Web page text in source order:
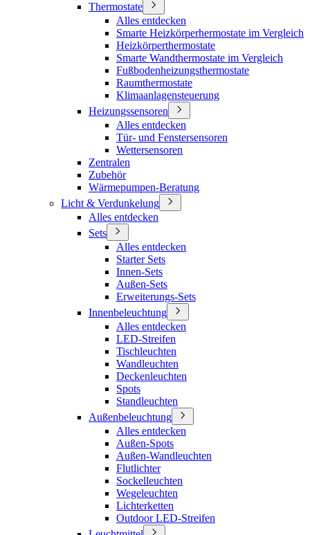
Thermostate
Alles entdecken
Smarte Heizkörperhermostate im Vergleich
Heizkörperthermostate
Smarte Wandthermostate im Vergleich
Fußbodenheizungsthermostate
Raumthermostate
Klimaanlagensteuerung
Heizungssensoren
Alles entdecken
Tür- und Fenstersensoren
Wettersensoren
Zentralen
Zubehör
Wärmepumpen-Beratung
Licht & Verdunkelung
Alles entdecken
Sets
Alles entdecken
Starter Sets
Innen-Sets
Außen-Sets
Erweiterungs-Sets
Innenbeleuchtung
Alles entdecken
LED-Streifen
Tischleuchten
Wandleuchten
Deckenleuchten
Spots
Standleuchten
Außenbeleuchtung
Alles entdecken
Außen-Spots
Außen-Wandleuchten
Flutlichter
Sockelleuchten
Wegeleuchten
Lichterketten
Outdoor LED-Streifen